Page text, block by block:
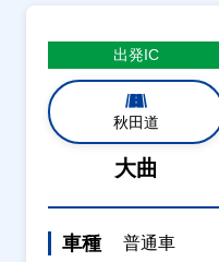
出発IC
秋田道
大曲
車種 普通車